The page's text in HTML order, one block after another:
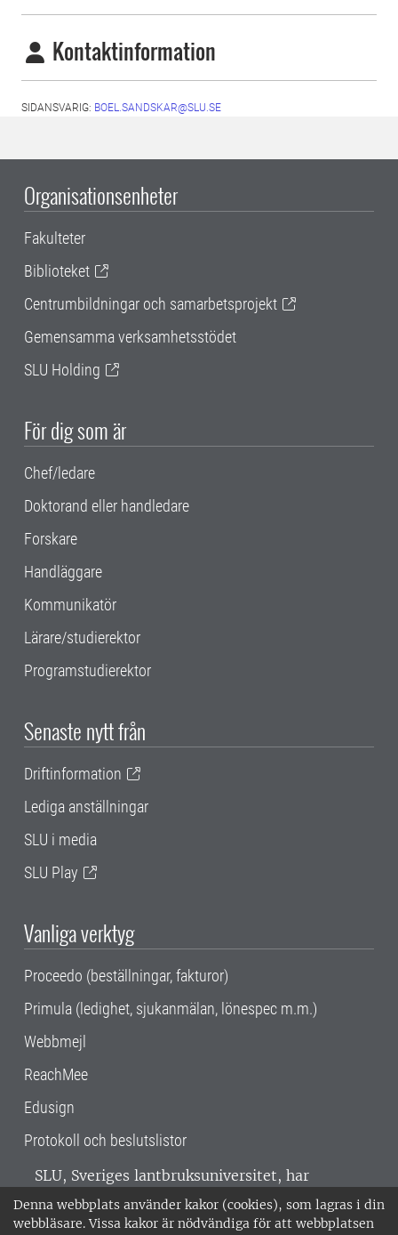
Denna webbplats använder kakor (cookies), som lagras i din
webbläsare. Vissa kakor är nödvändiga för att webbplatsen
Kontaktinformation
SIDANSVARIG: BOEL.SANDSKAR@SLU.SE
Organisationsenheter
Fakulteter
Biblioteket
Centrumbildningar och samarbetsprojekt
Gemensamma verksamhetsstödet
SLU Holding
För dig som är
Chef/ledare
Doktorand eller handledare
Forskare
Handläggare
Kommunikatör
Lärare/studierektor
Programstudierektor
Senaste nytt från
Driftinformation
Lediga anställningar
SLU i media
SLU Play
Vanliga verktyg
Proceedo (beställningar, fakturor)
Primula (ledighet, sjukanmälan, lönespec m.m.)
Webbmejl
ReachMee
Edusign
Protokoll och beslutslistor
SLU, Sveriges lantbruksuniversitet, har
verksamhet över hela Sverige. Huvudorter är
Alnarp, Uppsala och Umeå.SLU är